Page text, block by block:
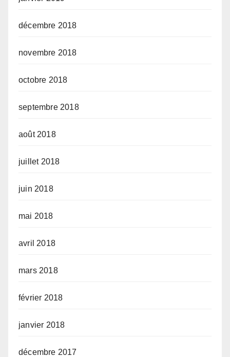
décembre 2018
novembre 2018
octobre 2018
septembre 2018
août 2018
juillet 2018
juin 2018
mai 2018
avril 2018
mars 2018
février 2018
janvier 2018
décembre 2017